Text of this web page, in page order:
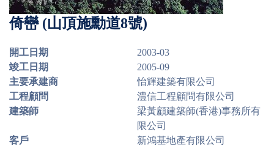
倚巒 (山頂施勳道8號)
開工日期
2003-03
竣工日期
2005-09
主要承建商
怡輝建築有限公司
工程顧問
澧信工程顧問有限公司
建築師
梁黃顧建築師(香港)事務所有
限公司
客戶
新鴻基地產有限公司